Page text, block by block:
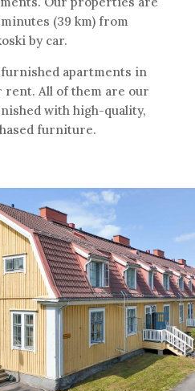
(39 km) from
by car.
furnished apartments in
rent. All of them are our
with high-quality,
furniture.